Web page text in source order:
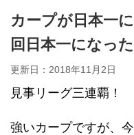
カープが日本一
回日本一になっ
更新日： 2018年11月2日
見事リーグ三連覇！
強いカープですが、